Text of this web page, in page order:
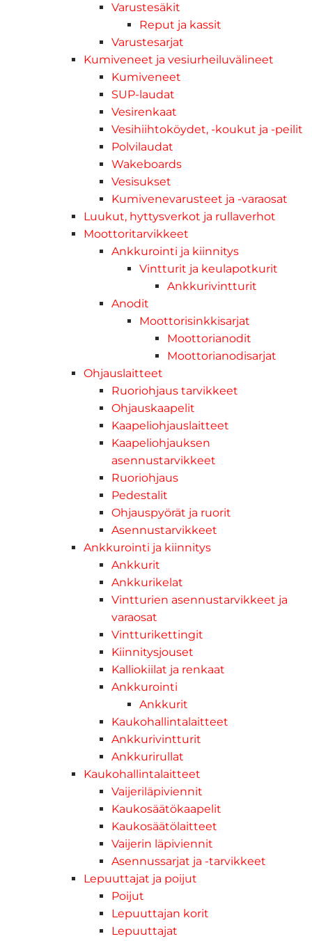
Varustesäkit
Reput ja kassit
Varustesarjat
Kumiveneet ja vesiurheiluvälineet
Kumiveneet
SUP-laudat
Vesirenkaat
Vesihiihtoköydet, -koukut ja -peilit
Polvilaudat
Wakeboards
Vesisukset
Kumivenevarusteet ja -varaosat
Luukut, hyttysverkot ja rullaverhot
Moottoritarvikkeet
Ankkurointi ja kiinnitys
Vintturit ja keulapotkurit
Ankkurivintturit
Anodit
Moottorisinkkisarjat
Moottorianodit
Moottorianodisarjat
Ohjauslaitteet
Ruoriohjaus tarvikkeet
Ohjauskaapelit
Kaapeliohjauslaitteet
Kaapeliohjauksen
asennustarvikkeet
Ruoriohjaus
Pedestalit
Ohjauspyörät ja ruorit
Asennustarvikkeet
Ankkurointi ja kiinnitys
Ankkurit
Ankkurikelat
Vintturien asennustarvikkeet ja
varaosat
Vintturikettingit
Kiinnitysjouset
Kalliokiilat ja renkaat
Ankkurointi
Ankkurit
Kaukohallintalaitteet
Ankkurivintturit
Ankkurirullat
Kaukohallintalaitteet
Vaijeriläpiviennit
Kaukosäätökaapelit
Kaukosäätölaitteet
Vaijerin läpiviennit
Asennussarjat ja -tarvikkeet
Lepuuttajat ja poijut
Poijut
Lepuuttajan korit
Lepuuttajat